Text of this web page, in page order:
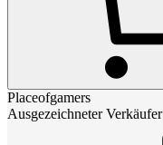
Placeofgamers
Ausgezeichneter Verkäufer